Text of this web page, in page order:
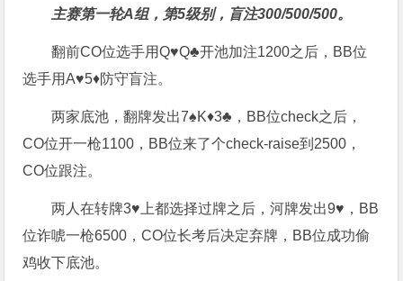
主赛第一轮A组，第5级别，盲注300/500/500。
翻前CO位选手用Q♥Q♣开池加注1200之后，BB位
选手用A♥5♦防守盲注。
两家底池，翻牌发出7♠K♦3♣，BB位check之后，
CO位开一枪1100，BB位来了个check-raise到2500，
CO位跟注。
两人在转牌3♥上都选择过牌之后，河牌发出9♥，BB
位诈唬一枪6500，CO位长考后决定弃牌，BB位成功偷
鸡收下底池。